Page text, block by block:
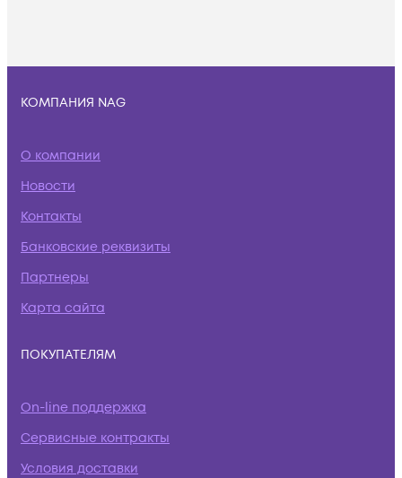
КОМПАНИЯ NAG
О компании
Новости
Контакты
Банковские реквизиты
Партнеры
Карта сайта
ПОКУПАТЕЛЯМ
On-line поддержка
Сервисные контракты
Условия доставки